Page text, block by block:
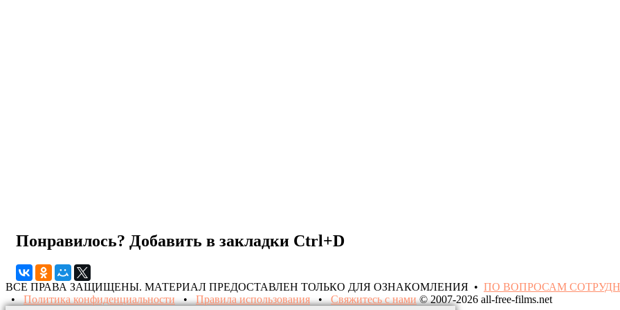
Понравилось? Добавить в закладки Ctrl+D
ВСЕ ПРАВА ЗАЩИЩЕНЫ. МАТЕРИАЛ ПРЕДОСТАВЛЕН ТОЛЬКО ДЛЯ ОЗНАКОМЛЕНИЯ • ПО ВОПРОСАМ
•Политика конфиденциальности•Правила использования•Свяжитесь с нами© 2007-2026 all-free-films.net